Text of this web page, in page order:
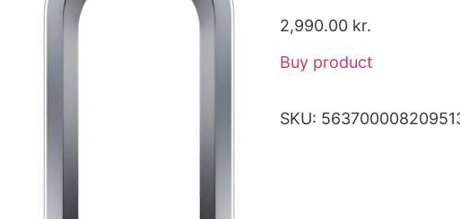
2,990.00 kr.
Buy product
SKU: